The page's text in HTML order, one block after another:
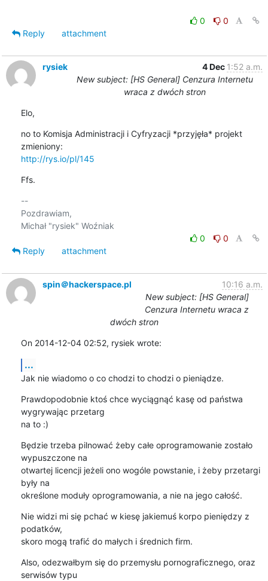
0
0
Reply
attachment
rysiek 4 Dec 1:52 a.m.
New subject: [HS General] Cenzura Internetu
wraca z dwóch stron
Elo,
no to Komisja Administracji i Cyfryzacji *przyjęła* projekt
http://rys.io/pl/145
Ffs.
--
Pozdrawiam,
0
0
Reply
attachment
spin＠hackerspace.pl
10:16 a.m.
New subject: [HS General]
Cenzura Internetu wraca z
dwóch stron
On 2014-12-04 02:52, rysiek wrote:
...
Jak nie wiadomo o co chodzi to chodzi o pieniądze.
Prawdopodobnie ktoś chce wyciągnąć kasę od państwa
wygrywając przetarg
na to :)
Będzie trzeba pilnować żeby całe oprogramowanie zostało
wypuszczone na
otwartej licencji jeżeli ono wogóle powstanie, i żeby przetargi
były na
określone moduły oprogramowania, a nie na jego całość.
Nie widzi mi się pchać w kiesę jakiemuś korpo pieniędzy z
podatków,
skoro mogą trafić do małych i średnich firm.
Also, odezwałbym się do przemysłu pornograficznego, oraz
serwisów typu